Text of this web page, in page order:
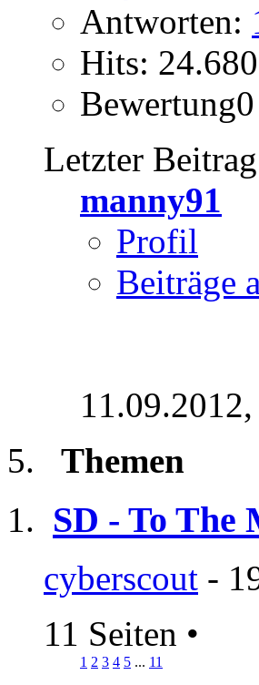
Antworten:
Hits: 24.680
Letzter
manny91
Profil
Beiträge
11.09.2012,
Themen
SD - To The
cyberscout -
11 Seiten •
1 2 3 4 5 ... 11